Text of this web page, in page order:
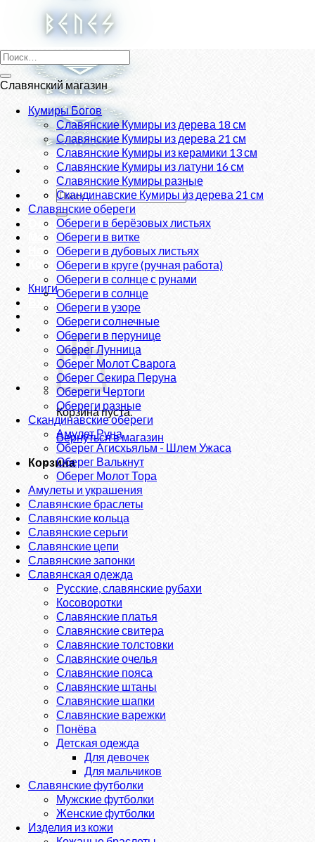
Искать:
О нас
Магазин
Новости
Контакты
Книги
Вход
Корзина пуста.
Вернуться в магазин
Корзина
Искать:
Славянский магазин
Кумиры Богов
Славянские Кумиры из дерева 18 см
Славянские Кумиры из дерева 21 см
Славянские Кумиры из керамики 13 см
Славянские Кумиры из латуни 16 см
Славянские Кумиры разные
Скандинавские Кумиры из дерева 21 см
Славянские обереги
Обереги в берёзовых листьях
Обереги в витке
Обереги в дубовых листьях
Обереги в круге (ручная работа)
Обереги в солнце с рунами
Обереги в солнце
Обереги в узоре
Обереги солнечные
Обереги в перунице
Оберег Лунница
Оберег Молот Сварога
Оберег Секира Перуна
Обереги Чертоги
Обереги разные
Скандинавские обереги
Амулет Руна
Оберег Агисхьяльм - Шлем Ужаса
Оберег Валькнут
Оберег Молот Тора
Амулеты и украшения
Славянские браслеты
Славянские кольца
Славянские серьги
Славянские цепи
Славянские запонки
Славянская одежда
Русские, славянские рубахи
Косоворотки
Славянские платья
Славянские свитера
Славянские толстовки
Славянские очелья
Славянские пояса
Славянские штаны
Славянские шапки
Славянские варежки
Понёва
Детская одежда
Для девочек
Для мальчиков
Славянские футболки
Мужские футболки
Женские футболки
Изделия из кожи